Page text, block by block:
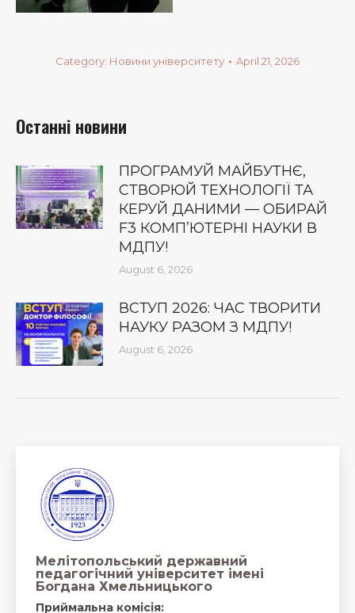
Category: Новини університету April 21, 2026
Останні новини
ПРОГРАМУЙ МАЙБУТНЄ,
СТВОРЮЙ ТЕХНОЛОГІЇ ТА
КЕРУЙ ДАНИМИ — ОБИРАЙ
F3 КОМП’ЮТЕРНІ НАУКИ В
МДПУ!
August 6, 2026
ВСТУП 2026: ЧАС ТВОРИТИ
НАУКУ РАЗОМ З МДПУ!
August 6, 2026
Мелітопольський державний
педагогічний університет імені
Богдана Хмельницького
Приймальна комісія: